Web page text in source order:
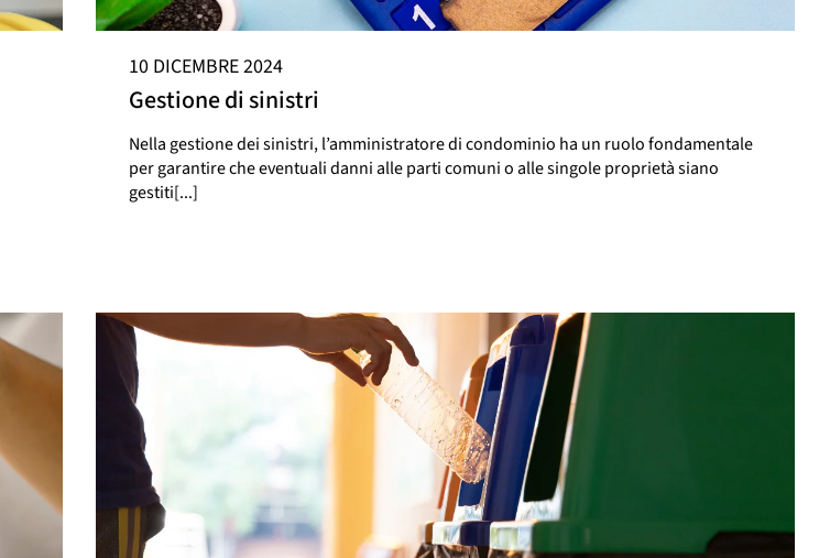
10 DICEMBRE 2024
Gestione di sinistri
Nella gestione dei sinistri, l’amministratore di condominio ha un ruolo fondamentale
per garantire che eventuali danni alle parti comuni o alle singole proprietà siano
gestiti[...]